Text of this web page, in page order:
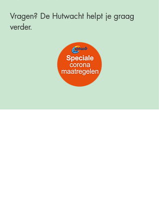
Vragen? De Hutwacht helpt je graag
verder.